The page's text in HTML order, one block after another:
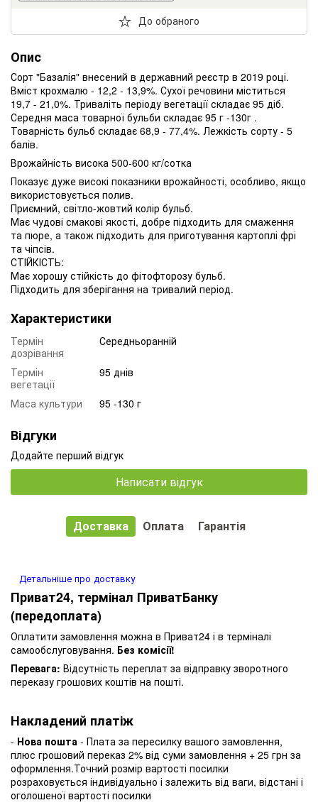
До обраного
Опис
Сорт "Базалія" внесений в державний реєстр в 2019 році.
Вміст крохмалю - 12,2 - 13,9%. Сухої речовини міститься
19,7 - 21,0%. Триваліть періоду вегетації складає 95 діб.
Середня маса товарної бульби складає 95 г -130г .
Товарність бульб складає 68,9 - 77,4%. Лежкість сорту - 5
балів.
Врожайність висока 500-600 кг/сотка
Показує дуже високі показники врожайності, особливо, якщо
використовується полив.
Приємний, світло-жовтий колір бульб.
Має чудові смакові якості, добре підходить для смаження
та пюре, а також підходить для приготування картоплі фрі
та чіпсів.
СТІЙКІСТЬ:
Має хорошу стійкість до фітофторозу бульб.
Підходить для зберігання на тривалий період.
Характеристики
Термін
дозрівання
Середньоранній
Термін
вегетації
95 днів
Маса культури 95 -130 г
Відгуки
Додайте перший відгук
Написати відгук
Доставка Оплата Гарантія
Детальніше про доставку
Приват24, термінал ПриватБанку
(передоплата)
Оплатити замовлення можна в Приват24 і в терміналі
самообслуговування. Без комісії!
Перевага: Відсутність переплат за відправку зворотного
переказу грошових коштів на пошті.
Накладений платіж
- Нова пошта - Плата за пересилку вашого замовлення,
плюс грошовий переказ 2% від суми замовлення + 25 грн за
оформлення.Точний розмір вартості посилки
розраховується індивідуально і залежить від ваги, відстані і
оголошеної вартості посилки